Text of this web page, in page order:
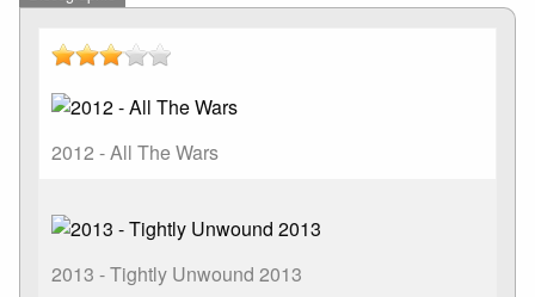
2012 - All The Wars
2013 - Tightly Unwound 2013